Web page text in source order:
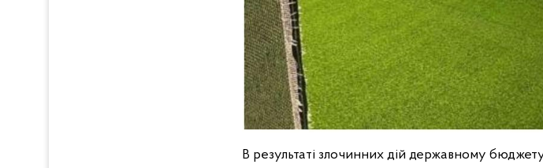
В результаті злочинних дій державному